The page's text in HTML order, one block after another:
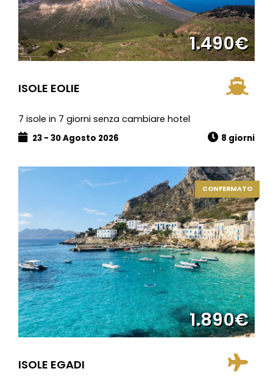
1.490€
ISOLE EOLIE
7 isole in 7 giorni senza cambiare hotel
23 - 30 Agosto 2026 8 giorni
CONFERMATO
1.890€
ISOLE EGADI